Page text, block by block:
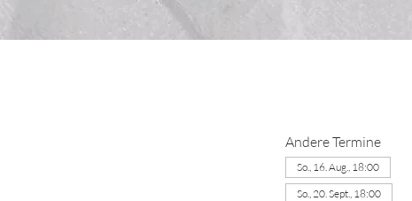
Andere Termine
So., 16. Aug., 18:00
So., 20. Sept., 18:00